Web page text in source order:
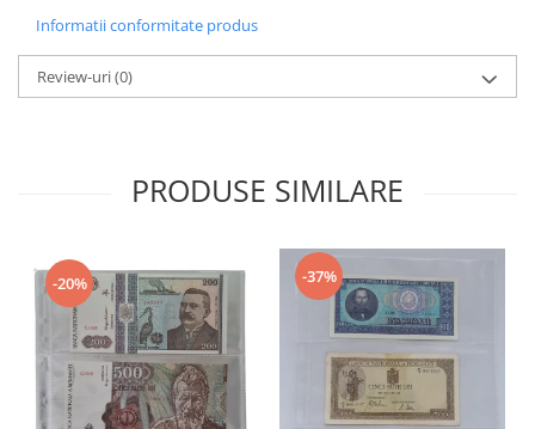
Informatii conformitate produs
Review-uri(0)
PRODUSE SIMILARE
-20% -37%